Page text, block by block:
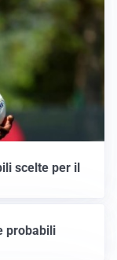
scelte per il
probabili